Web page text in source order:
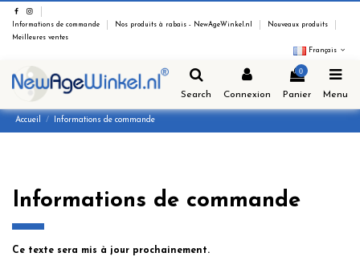
Informations de commande Nos produits à rabais - NewAgeWinkel.nl
Nouveaux produits
Meilleures ventes
Français
Search Connexion
0
Panier Menu
Accueil Informations de commande
Informations de commande
Ce texte sera mis à jour prochainement.